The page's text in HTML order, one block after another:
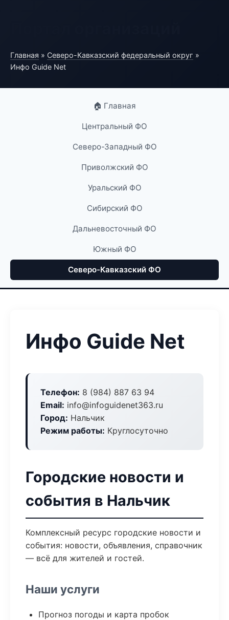
Главная » Северо-Кавказский федеральный округ »
Инфо Guide Net
🏠 Главная
Центральный ФО
Северо-Западный ФО
Приволжский ФО
Уральский ФО
Сибирский ФО
Дальневосточный ФО
Южный ФО
Северо-Кавказский ФО
Инфо Guide Net
Телефон: 8 (984) 887 63 94
Email: info@infoguidenet363.ru
Город: Нальчик
Режим работы: Круглосуточно
Городские новости и
события в Нальчик
Комплексный ресурс городские новости и
события: новости, объявления, справочник
— всё для жителей и гостей.
Наши услуги
Прогноз погоды и карта пробок